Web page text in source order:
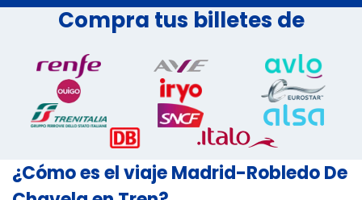
Compra tus billetes de
¿Cómo es el viaje Madrid-Robledo De